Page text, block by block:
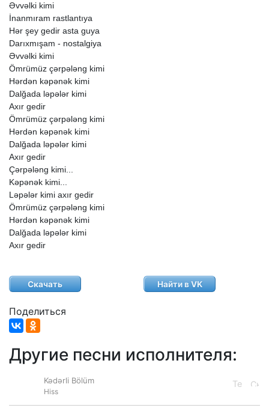
Əvvəlki kimi
İnanmıram rastlantıya
Hər şey gedir asta guya
Darıxmışam - nostalgiya
Əvvəlki kimi
Ömrümüz çərpələng kimi
Hərdən kəpənək kimi
Dalğada ləpələr kimi
Axır gedir
Ömrümüz çərpələng kimi
Hərdən kəpənək kimi
Dalğada ləpələr kimi
Axır gedir
Çərpələng kimi...
Kəpənək kimi...
Ləpələr kimi axır gedir
Ömrümüz çərpələng kimi
Hərdən kəpənək kimi
Dalğada ləpələr kimi
Axır gedir
Скачать Найти в VK
Поделиться
Другие песни исполнителя:
Kədərli Bölüm
Hiss